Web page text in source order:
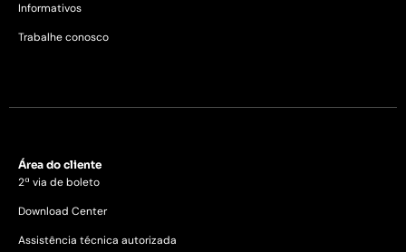
Informativos
Trabalhe conosco
Área do cliente
2ª via de boleto
Download Center
Assistência técnica autorizada